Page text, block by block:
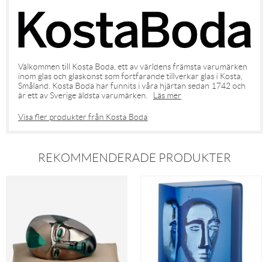
Välkommen till Kosta Boda, ett av världens främsta varumärken
inom glas och glaskonst som fortfarande tillverkar glas i Kosta,
Småland. Kosta Boda har funnits i våra hjärtan sedan 1742 och
är ett av Sverige äldsta varumärken. Läs mer
Visa fler produkter från Kosta Boda
REKOMMENDERADE PRODUKTER